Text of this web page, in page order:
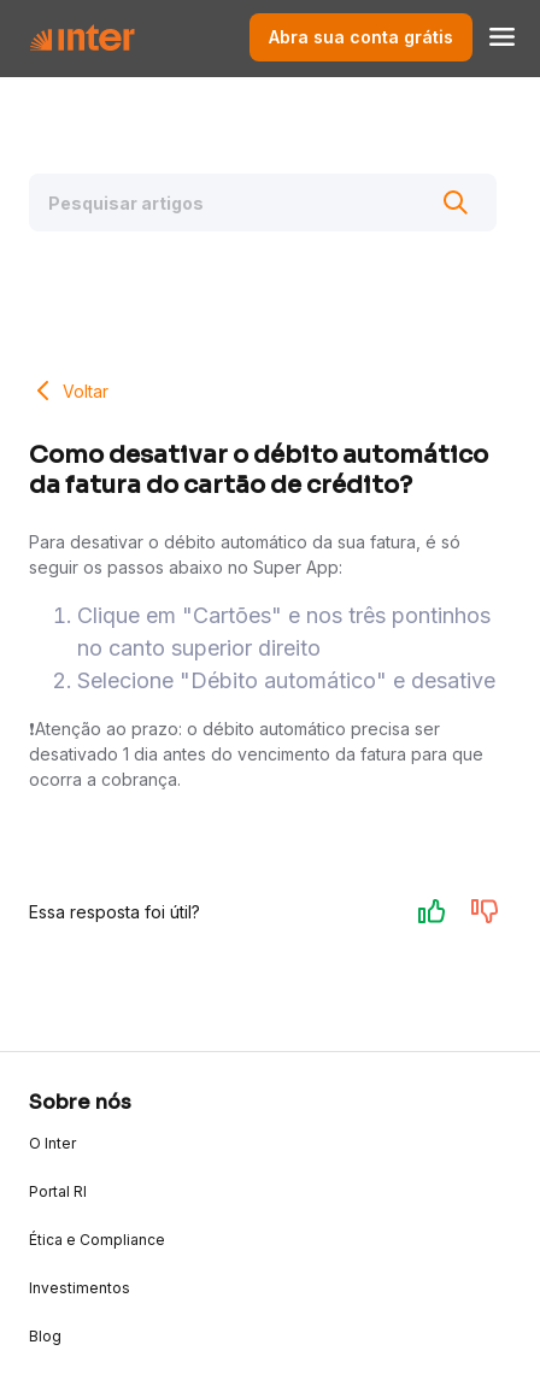
Abra sua conta grátis
Voltar
Como desativar o débito automático
da fatura do cartão de crédito?
Para desativar o débito automático da sua fatura, é só
seguir os passos abaixo no Super App:
Clique em "Cartões" e nos três pontinhos
no canto superior direito
Selecione "Débito automático" e desative
❗️Atenção ao prazo: o débito automático precisa ser
desativado 1 dia antes do vencimento da fatura para que
ocorra a cobrança.
Essa resposta foi útil?
Sobre nós
O Inter
Portal RI
Ética e Compliance
Investimentos
Blog